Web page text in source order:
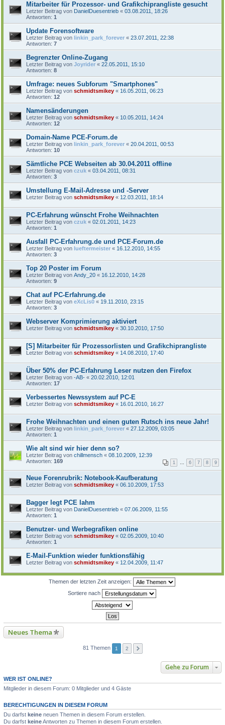
Mitarbeiter für Prozessor- und Grafikchiprangliste gesucht
Letzter Beitrag von DanielDuesentrieb « 03.08.2011, 18:26
Antworten: 1
Update Forensoftware
Letzter Beitrag von linkin_park_forever « 23.07.2011, 22:38
Antworten: 7
Begrenzter Online-Zugang
Letzter Beitrag von Joyrider « 22.05.2011, 15:10
Antworten: 8
Umfrage: neues Subforum "Smartphones"
Letzter Beitrag von schmidtsmikey « 16.05.2011, 06:23
Antworten: 12
Namensänderungen
Letzter Beitrag von schmidtsmikey « 10.05.2011, 14:24
Antworten: 12
Domain-Name PCE-Forum.de
Letzter Beitrag von linkin_park_forever « 20.04.2011, 00:53
Antworten: 10
Sämtliche PCE Webseiten ab 30.04.2011 offline
Letzter Beitrag von czuk « 03.04.2011, 08:31
Antworten: 3
Umstellung E-Mail-Adresse und -Server
Letzter Beitrag von schmidtsmikey « 12.03.2011, 18:14
PC-Erfahrung wünscht Frohe Weihnachten
Letzter Beitrag von czuk « 02.01.2011, 14:23
Antworten: 1
Ausfall PC-Erfahrung.de und PCE-Forum.de
Letzter Beitrag von lueftermeister « 16.12.2010, 14:55
Antworten: 3
Top 20 Poster im Forum
Letzter Beitrag von Andy_20 « 16.12.2010, 14:28
Antworten: 9
Chat auf PC-Erfahrung.de
Letzter Beitrag von eXcLis0 « 19.11.2010, 23:15
Antworten: 3
Webserver Komprimierung aktiviert
Letzter Beitrag von schmidtsmikey « 30.10.2010, 17:50
[S] Mitarbeiter für Prozessorlisten und Grafikchiprangliste
Letzter Beitrag von schmidtsmikey « 14.08.2010, 17:40
Über 50% der PC-Erfahrung Leser nutzen den Firefox
Letzter Beitrag von -AB- « 20.02.2010, 12:01
Antworten: 17
Verbessertes Newssystem auf PC-E
Letzter Beitrag von schmidtsmikey « 16.01.2010, 16:27
Frohe Weihnachten und einen guten Rutsch ins neue Jahr!
Letzter Beitrag von linkin_park_forever « 27.12.2009, 03:05
Antworten: 1
Wie alt sind wir hier denn so?
Letzter Beitrag von chillmensch « 08.10.2009, 12:39
Antworten: 169 1 … 6 7 8 9
Neue Forenrubrik: Notebook-Kaufberatung
Letzter Beitrag von schmidtsmikey « 06.10.2009, 17:53
Bagger legt PCE lahm
Letzter Beitrag von DanielDuesentrieb « 07.06.2009, 11:55
Antworten: 1
Benutzer- und Werbegrafiken online
Letzter Beitrag von schmidtsmikey « 02.05.2009, 10:40
Antworten: 1
E-Mail-Funktion wieder funktionsfähig
Letzter Beitrag von schmidtsmikey « 12.04.2009, 11:47
Themen der letzten Zeit anzeigen:
Sortiere nach
Neues Thema
81 Themen 1 2
Gehe zu Forum
WER IST ONLINE?
Mitglieder in diesem Forum: 0 Mitglieder und 4 Gäste
BERECHTIGUNGEN IN DIESEM FORUM
Du darfst keine neuen Themen in diesem Forum erstellen.
Du darfst keineAntworten zu Themen in diesem Forum erstellen.